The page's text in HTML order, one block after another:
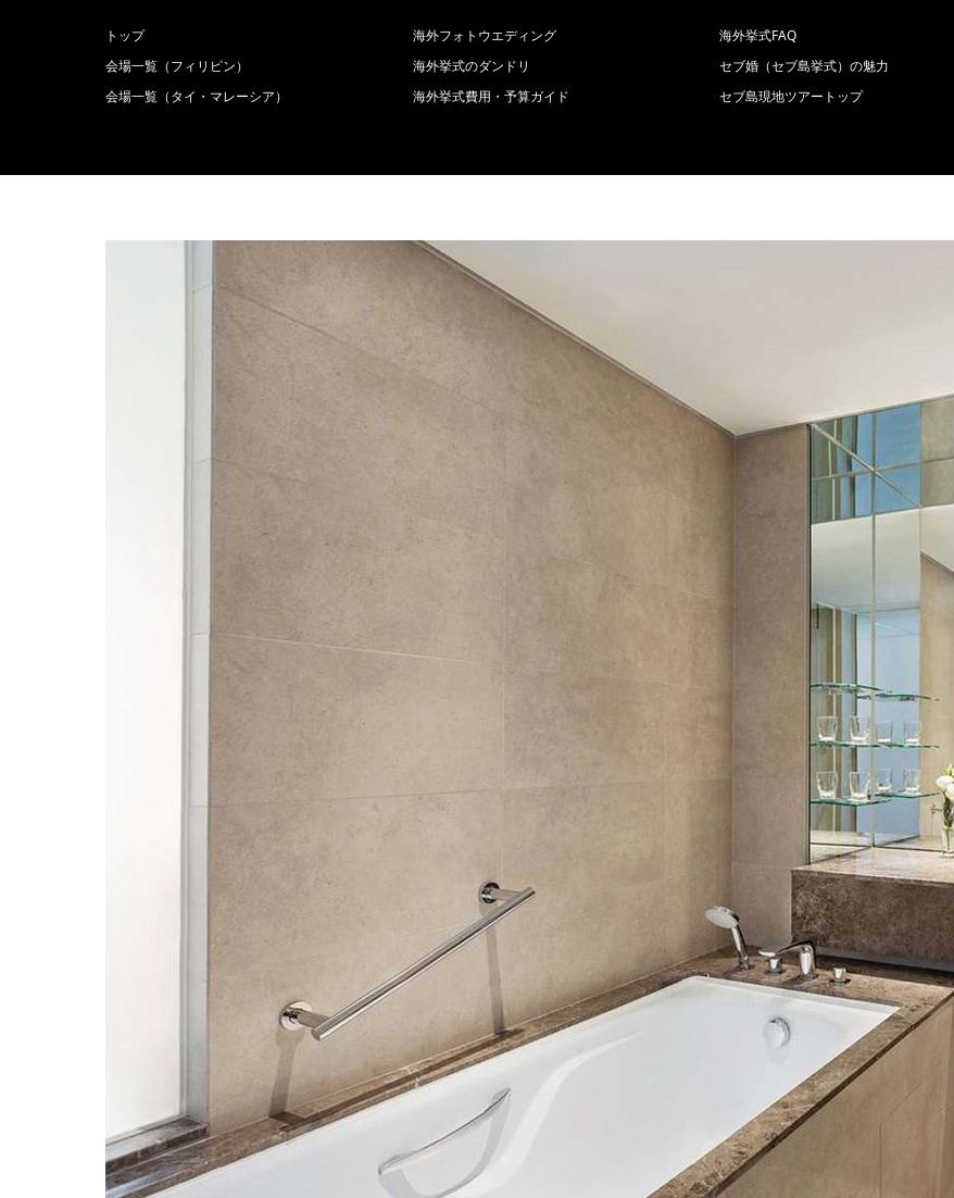
トップ
会場一覧（フィリピン）
会場一覧（タイ・マレーシア）
海外フォトウエディング
海外挙式のダンドリ
海外挙式費用・予算ガイド
海外挙式FAQ
セブ婚（セブ島挙式）の魅力
セブ島現地ツアートップ